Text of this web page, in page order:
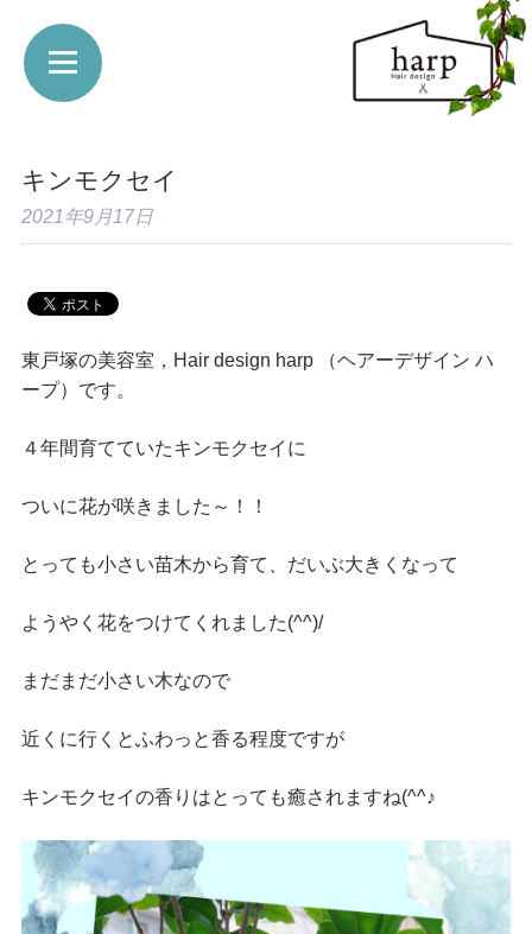
キンモクセイ
2021年9月17日
東戸塚の美容室，Hair design harp （ヘアーデザイン ハ
ープ）です。
４年間育てていたキンモクセイに
ついに花が咲きました～！！
とっても小さい苗木から育て、だいぶ大きくなって
ようやく花をつけてくれました(^^)/
まだまだ小さい木なので
近くに行くとふわっと香る程度ですが
キンモクセイの香りはとっても癒されますね(^^♪